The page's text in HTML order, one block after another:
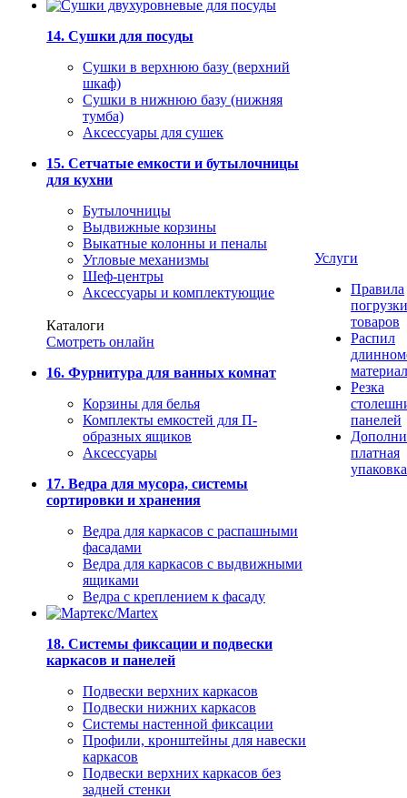
14. Сушки для посуды
Сушки в верхнюю базу (верхний
шкаф)
Сушки в нижнюю базу (нижняя
тумба)
Аксессуары для сушек
15. Сетчатые емкости и бутылочницы
для кухни
Бутылочницы
Выдвижные корзины
Выкатные колонны и пеналы
Угловые механизмы
Шеф-центры
Аксессуары и комплектующие
Каталоги
Смотреть онлайн
16. Фурнитура для ванных комнат
Корзины для белья
Комплекты емкостей для П-
образных ящиков
Аксессуары
17. Ведра для мусора, системы
сортировки и хранения
Ведра для каркасов с распашными
фасадами
Ведра для каркасов с выдвижными
ящиками
Ведра с креплением к фасаду
18. Системы фиксации и подвески
каркасов и панелей
Подвески верхних каркасов
Подвески нижних каркасов
Системы настенной фиксации
Профили, кронштейны для навески
каркасов
Подвески верхних каркасов без
задней стенки
Услуги
Правила
погрузки
товаров
Распил
Резка
панелей
платная
упаковка